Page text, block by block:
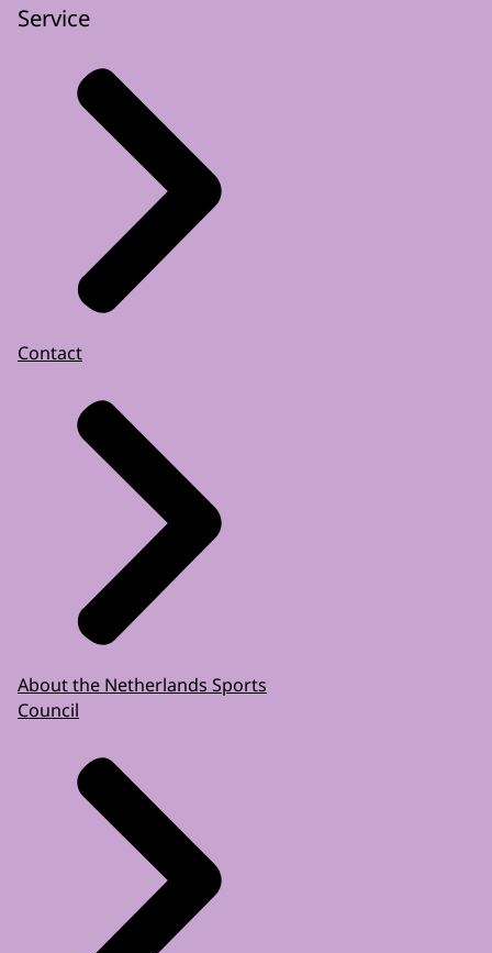
Service
Contact
About the Netherlands Sports
Council